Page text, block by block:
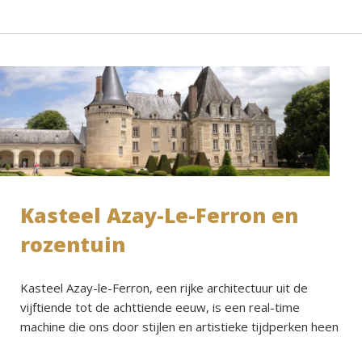
Kasteel Azay-Le-Ferron en
rozentuin
Kasteel Azay-le-Ferron, een rijke architectuur uit de
vijftiende tot de achttiende eeuw, is een real-time
machine die ons door stijlen en artistieke tijdperken heen